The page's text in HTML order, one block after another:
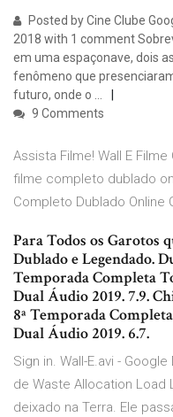
Posted by Cine Clube
2018 with 1 comment
em uma espaçonave, dois
fenômeno que
futuro, onde o …
9 Comments
Assista Filme! Wall E
filme completo dublado
Completo Dublado
Para Todos os Garotos
Dublado e Legendado.
Temporada Completa
Dual Áudio 2019. 7.9.
8ª Temporada
Dual Áudio 2019. 6.7.
Sign in. Wall-E.avi -
de Waste Allocation Load
deixado na Terra. Ele